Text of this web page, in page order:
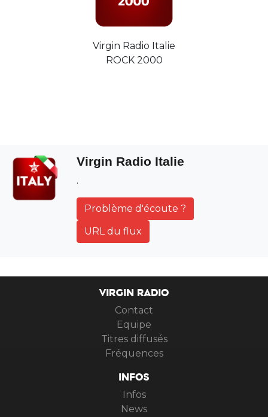
Virgin Radio Italie
ROCK 2000
Virgin Radio Italie
.
Problème d'écoute ?
URL du flux
VIRGIN RADIO
Contact
Equipe
Titres diffusés
Fréquences
INFOS
Infos
News